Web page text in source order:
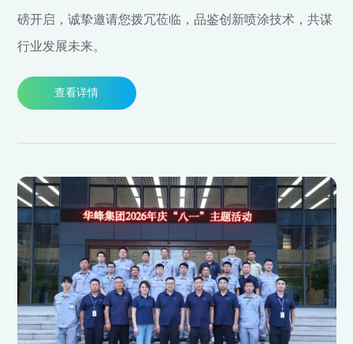
磅开启，诚挚邀请您拨冗莅临，品鉴创新喷涂技术，共谋
行业发展未来。
查看详情